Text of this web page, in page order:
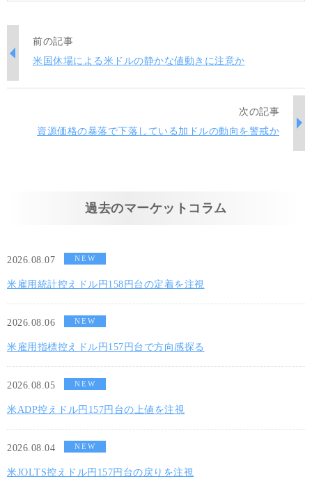
前の記事
米国休場による米ドルの静かな値動きに注意か
次の記事
資源価格の暴落で下落している加ドルの動向を警戒か
過去のマーケットコラム
2026.08.07 NEW
米雇用統計控えドル円158円台の定着を注視
2026.08.06 NEW
米雇用指標控えドル円157円台で方向感探る
2026.08.05 NEW
米ADP控えドル円157円台の上値を注視
2026.08.04 NEW
米JOLTS控えドル円157円台の戻りを注視